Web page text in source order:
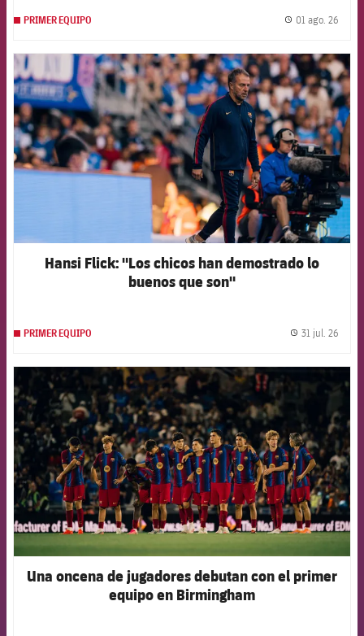
PRIMER EQUIPO 01 ago. 26
FCB Barcelona badge
Hansi Flick: "Los chicos han demostrado lo
buenos que son"
PRIMER EQUIPO 31 jul. 26
FCB Barcelona badge
Una oncena de jugadores debutan con el primer
equipo en Birmingham